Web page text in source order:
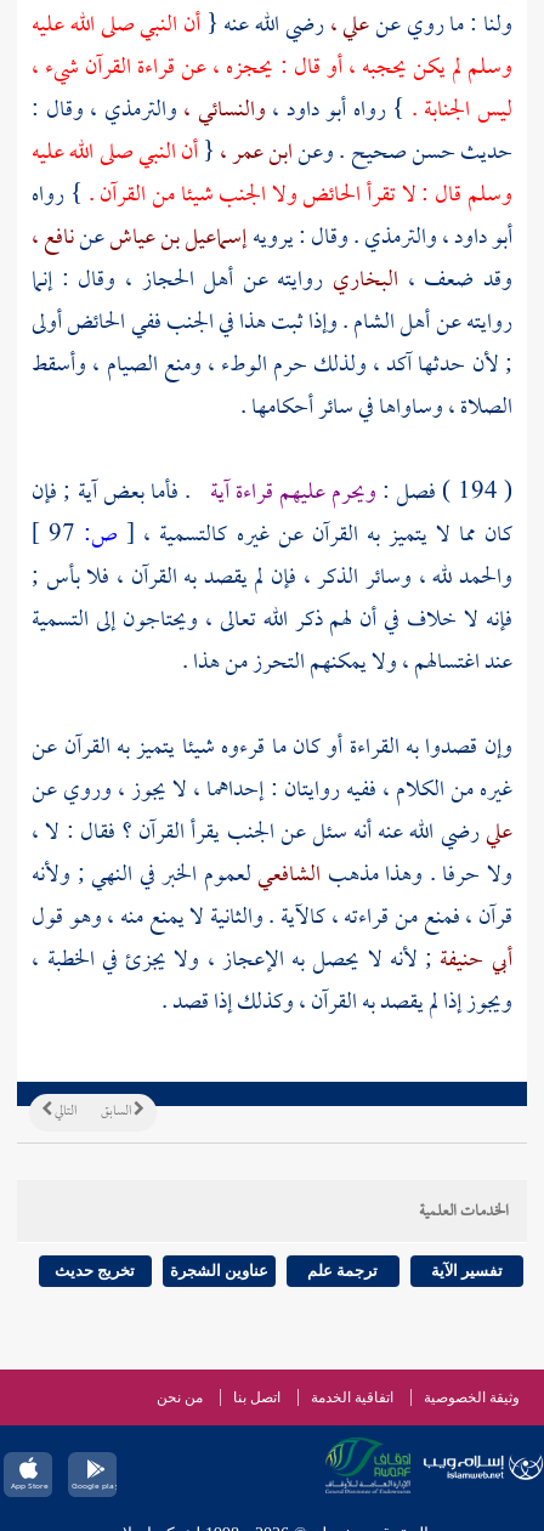
ولنا : ما روي عنعلي ،رضي الله عنه {أن النبي صلى الله عليه
وسلم لم يكن يحجبه ، أو قال : يحجزه ، عن قراءة القرآن شيء ،
ليس الجنابة . } رواهأبو داود ،والنسائي ،والترمذي ،وقال :
حديث حسن صحيح . وعنابن عمر ،{أن النبي صلى الله عليه
وسلم قال : لا تقرأ الحائض ولا الجنب شيئا من القرآن . } رواه
أبو داود ،والترمذي .وقال : يرويهإسماعيل بن عياشعننافع ،
وقد ضعف ، البخاري روايته عن أهل الحجاز ، وقال : إنما
روايته عن أهلالشام .وإذا ثبت هذا في الجنب ففي الحائض أولى
; لأن حدثها آكد ، ولذلك حرم الوطء ، ومنع الصيام ، وأسقط
الصلاة ، وساواها في سائر أحكامها .
( 194 ) فصل :
ويحرم عليهم قراءة آية . فأما بعض آية ; فإن
كان مما لا يتميز به القرآن عن غيره كالتسمية ، [ ص:
والحمد لله ، وسائر الذكر ، فإن لم يقصد به القرآن ، فلا بأس ;
فإنه لا خلاف في أن لهم ذكر الله تعالى ، ويحتاجون إلى التسمية
عند اغتسالهم ، ولا يمكنهم التحرز من هذا .
وإن قصدوا به القراءة أو كان ما قرءوه شيئا يتميز به القرآن عن
غيره من الكلام ، ففيه روايتان : إحداهما ، لا يجوز ، وروي عن
عليرضي الله عنه أنه سئل عن الجنب يقرأ القرآن ؟ فقال : لا ،
ولا حرفا . وهذا مذهب الشافعيلعموم الخبر في النهي ; ولأنه
قرآن ، فمنع من قراءته ، كالآية . والثانية لا يمنع منه ، وهو قول
أبي حنيفة ; لأنه لا يحصل به الإعجاز ، ولا يجزئ في الخطبة ،
ويجوز إذا لم يقصد به القرآن ، وكذلك إذا قصد .
التالي السابق
الخدمات العلمية
تفسير الآية ترجمة علم عناوين الشجرة تخريج حديث
وثيقة الخصوصية اتفاقية الخدمة اتصل بنا من نحن